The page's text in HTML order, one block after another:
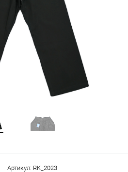
Артикул: RK_2023